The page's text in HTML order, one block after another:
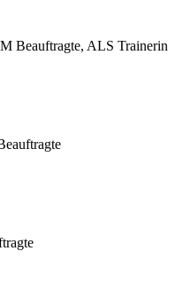
Beauftragte, ALS Trainerin